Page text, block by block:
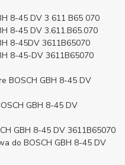
8-45 DV 3 611 B65 070
8-45 DV 3.611.B65.070
8-45DV 3611B65070
8-45-DV 3611B65070
BOSCH GBH 8-45 DV
GBH 8-45 DV
GBH 8-45 DV 3611B65070
do BOSCH GBH 8-45 DV